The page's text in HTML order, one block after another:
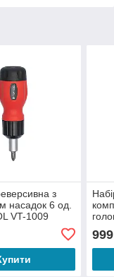
з
насадок 6 од.
VT-1009
999